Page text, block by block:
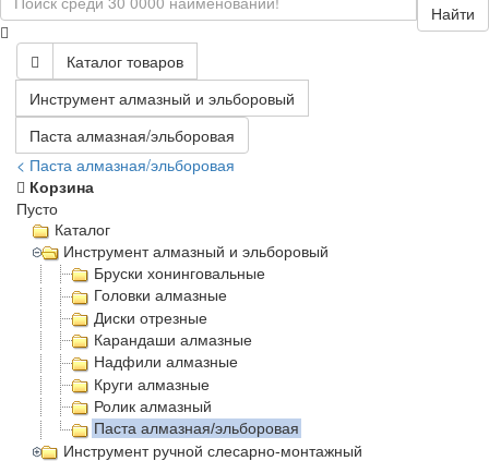
Найти
Каталог товаров
Инструмент алмазный и эльборовый
Паста алмазная/эльборовая
< Паста алмазная/эльборовая
Корзина
Пусто
Каталог
Инструмент алмазный и эльборовый
Бруски хонинговальные
Головки алмазные
Диски отрезные
Карандаши алмазные
Надфили алмазные
Круги алмазные
Ролик алмазный
Паста алмазная/эльборовая
Инструмент ручной слесарно-монтажный